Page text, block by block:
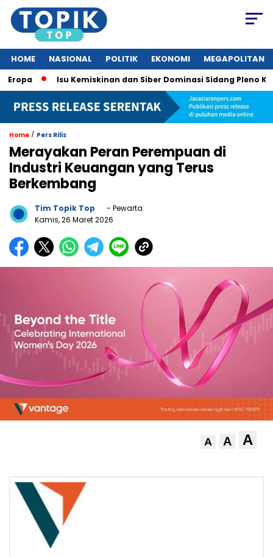
HOME NASIONAL POLITIK EKONOMI MEGAPOLITAN
Isu Kemiskinan dan Siber Dominasi Sidang Pleno KTT
Home / Pers Rilis
Merayakan Peran Perempuan di
Industri Keuangan yang Terus
Berkembang
Tim Topik Top
- Pewarta
Kamis, 26 Maret 2026
A A A